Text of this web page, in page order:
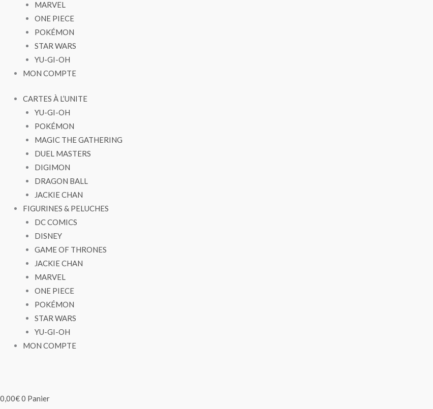
MARVEL
ONE PIECE
POKÉMON
STAR WARS
YU-GI-OH
MON COMPTE
CARTES À L’UNITE
YU-GI-OH
POKÉMON
MAGIC THE GATHERING
DUEL MASTERS
DIGIMON
DRAGON BALL
JACKIE CHAN
FIGURINES & PELUCHES
DC COMICS
DISNEY
GAME OF THRONES
JACKIE CHAN
MARVEL
ONE PIECE
POKÉMON
STAR WARS
YU-GI-OH
MON COMPTE
0,00€0 Panier